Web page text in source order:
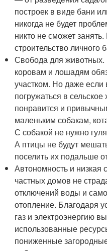
построек в виде бани
никогда не будет
никто не сможет
строительство личного
Свобода для животных.
коровам и лошадям
участком. Но даже если
погружаться в
понравится и
маленьким собакам,
С собакой не нужно
А птицы не будут
поселить их подальше
Автономность и низкая
частных домов не
отключений воды и
отопление. Благодаря
газ и электроэнергию
использованные
пониженные